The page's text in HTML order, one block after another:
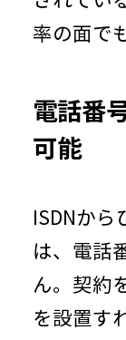
率の面で
電話番
可能
ISDNか
は、電話
ん。契約
を設置す